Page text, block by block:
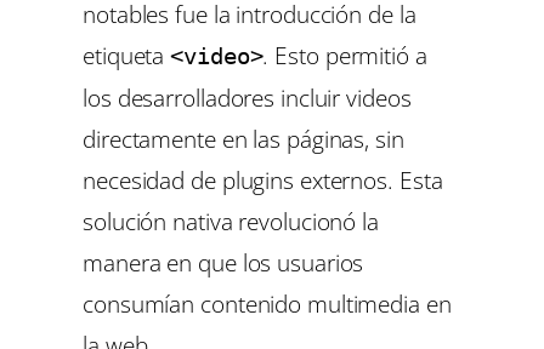
notables fue la introducción de la
etiqueta<video>. Esto permitió a
los desarrolladores incluir videos
directamente en las páginas, sin
necesidad de plugins externos. Esta
solución nativa revolucionó la
manera en que los usuarios
consumían contenido multimedia en